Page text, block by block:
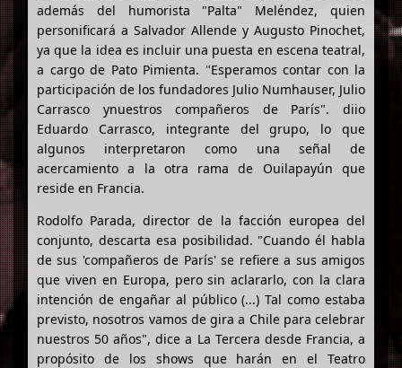
además del humorista "Palta" Meléndez, quien
personificará a Salvador Allende y Augusto Pinochet,
ya que la idea es incluir una puesta en escena teatral,
a cargo de Pato Pimienta. "Esperamos contar con la
participación de los fundadores Julio Numhauser, Julio
Carrasco ynuestros compañeros de París". diio
Eduardo Carrasco, integrante del grupo, lo que
algunos interpretaron como una señal de
acercamiento a la otra rama de Ouilapayún que
reside en Francia.
Rodolfo Parada, director de la facción europea del
conjunto, descarta esa posibilidad. "Cuando él habla
de sus 'compañeros de París' se refiere a sus amigos
que viven en Europa, pero sin aclararlo, con la clara
intención de engañar al público (...) Tal como estaba
previsto, nosotros vamos de gira a Chile para celebrar
nuestros 50 años", dice a La Tercera desde Francia, a
propósito de los shows que harán en el Teatro